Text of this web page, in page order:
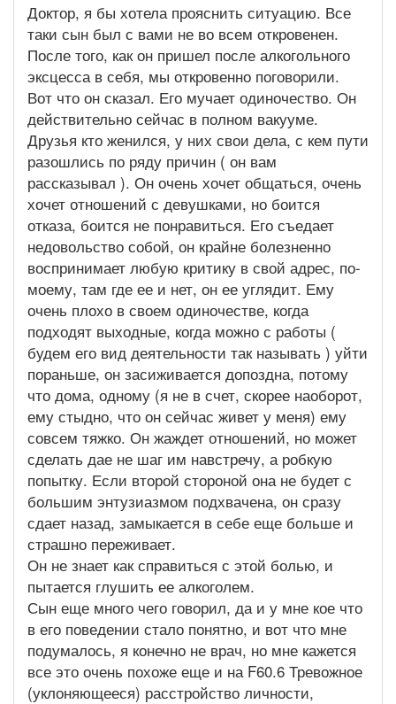
Доктор, я бы хотела прояснить ситуацию. Все
таки сын был с вами не во всем откровенен.
После того, как он пришел после алкогольного
эксцесса в себя, мы откровенно поговорили.
Вот что он сказал. Его мучает одиночество. Он
действительно сейчас в полном вакууме.
Друзья кто женился, у них свои дела, с кем пути
разошлись по ряду причин ( он вам
рассказывал ). Он очень хочет общаться, очень
хочет отношений с девушками, но боится
отказа, боится не понравиться. Его съедает
недовольство собой, он крайне болезненно
воспринимает любую критику в свой адрес, по-
моему, там где ее и нет, он ее углядит. Ему
очень плохо в своем одиночестве, когда
подходят выходные, когда можно с работы (
будем его вид деятельности так называть ) уйти
пораньше, он засиживается допоздна, потому
что дома, одному (я не в счет, скорее наоборот,
ему стыдно, что он сейчас живет у меня) ему
совсем тяжко. Он жаждет отношений, но может
сделать дае не шаг им навстречу, а робкую
попытку. Если второй стороной она не будет с
большим энтузиазмом подхвачена, он сразу
сдает назад, замыкается в себе еще больше и
страшно переживает.
Он не знает как справиться с этой болью, и
пытается глушить ее алкоголем.
Сын еще много чего говорил, да и у мне кое что
в его поведении стало понятно, и вот что мне
подумалось, я конечно не врач, но мне кажется
все это очень похоже еще и на F60.6 Тревожное
(уклоняющееся) расстройство личности,